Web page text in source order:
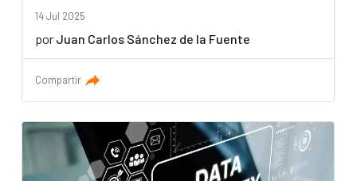
14 Jul 2025
por Juan Carlos Sánchez de la Fuente
Compartir